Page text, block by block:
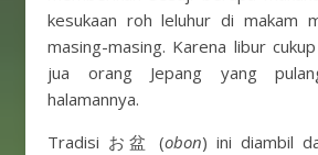
kesukaan roh leluhur di makam
masing-masing. Karena libur
jua orang Jepang yang
halamannya.
Tradisi お盆 (obon) ini diambil